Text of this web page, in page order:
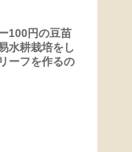
100円の豆苗
水耕栽培をし
ーフを作るの